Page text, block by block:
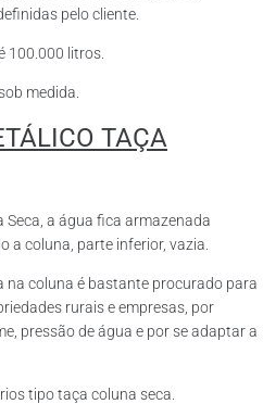
pelo cliente.
100.000 litros.
medida.
TAÇA
Seca, a água fica armazenada
a coluna, parte inferior, vazia.
na coluna é bastante procurado para
rurais e empresas, por
pressão de água e por se adaptar a
tipo taça coluna seca.